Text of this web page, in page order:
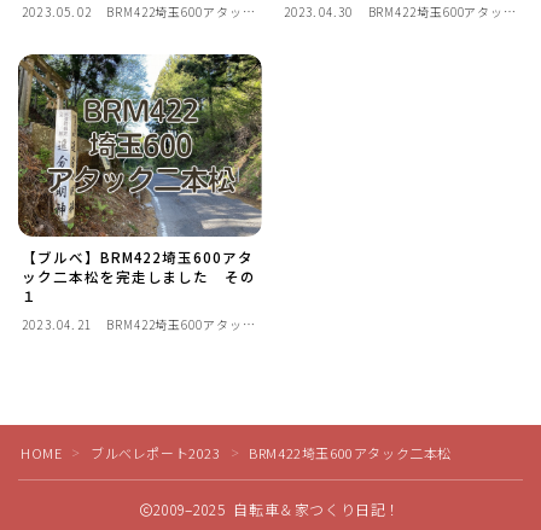
ディスクブレーキ
Di2関連
ブルべレポート2025
ブルべレポート2024
ブルべレポート2021
2023.05.02
BRM422埼玉600アタック
2023.04.30
BRM422埼玉600アタック
【ブルべ】BRM422埼玉600アタ
ック二本松を完走しました その
１
2023.04.21
BRM422埼玉600アタック
HOME ＞ ブルべレポート2023 ＞ BRM422埼玉600アタック二本松
2009–2025 自転車＆家つくり日記！